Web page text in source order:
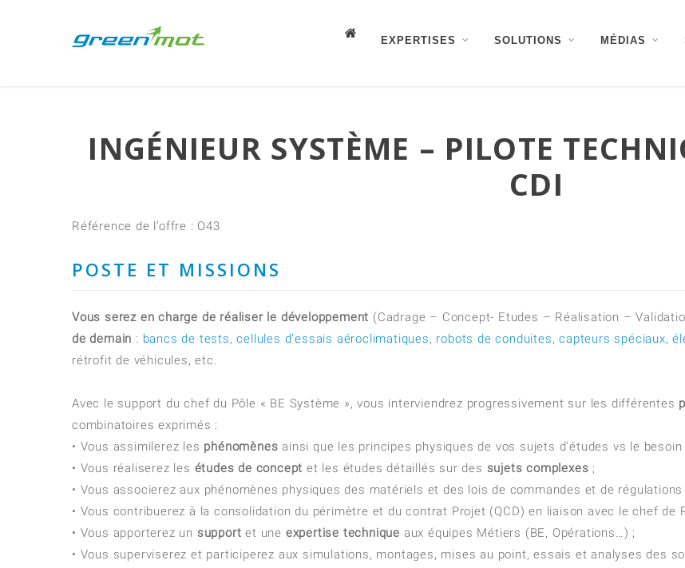
EXPERTISES SOLUTIONS MÉDIAS
INGÉNIEUR SYSTÈME – PILOTE
CDI
Référence de l’offre : O43
POSTE ET MISSIONS
Vous serez en charge de réaliser le développement (Cadrage – Concept- Etudes – Réalisation –
de demain : bancs de tests,cellules d’essais aéroclimatiques, robots de conduites,capteurs spéciaux,
rétrofit de véhicules, etc.
Avec le support du chef du Pôle « BE Système », vous interviendrez progressivement sur les différentes
combinatoires exprimés :
• Vous assimilerez les phénomènes ainsi que les principes physiques de vos sujets d’études vs le besoin
• Vous réaliserez les études de concept et les études détaillés sur des sujets complexes ;
• Vous associerez aux phénomènes physiques des matériels et des lois de commandes et de régulations
• Vous contribuerez à la consolidation du périmètre et du contrat Projet (QCD) en liaison avec le chef de
• Vous apporterez un support et une expertise technique aux équipes Métiers (BE, Opérations…) ;
• Vous superviserez et participerez aux simulations, montages, mises au point, essais et analyses des